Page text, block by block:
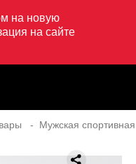
на новую
на сайте
Мужская